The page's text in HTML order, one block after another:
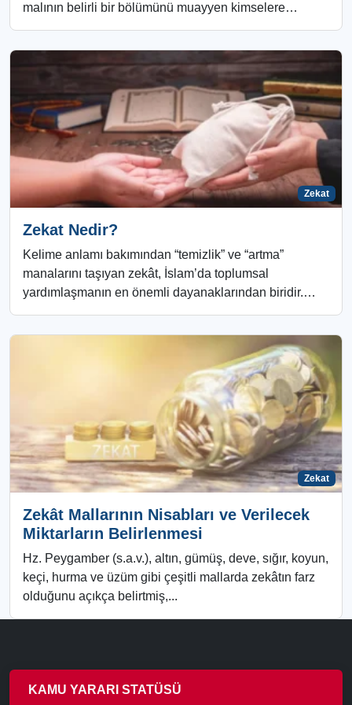
malının belirli bir bölümünü muayyen kimselere
Zekat
Zekat Nedir?
Kelime anlamı bakımından “temizlik” ve “artma”
manalarını taşıyan zekât, İslam’da toplumsal
yardımlaşmanın en önemli dayanaklarından biridir.
Zekat
Zekât Mallarının Nisabları ve Verilecek
Miktarların Belirlenmesi
Hz. Peygamber (s.a.v.), altın, gümüş, deve, sığır, koyun,
keçi, hurma ve üzüm gibi çeşitli mallarda zekâtın farz
olduğunu açıkça belirtmiş,...
KAMU YARARI STATÜSÜ